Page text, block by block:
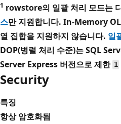
1 rowstore의 일괄 처리 모드는
스만 지원합니다. In-Memory
열 집합을 지원하지 않습니다. 일
DOP(병렬 처리 수준)는 SQL
Server Express 버전으로 제한 1
Security
특징
항상 암호화됨